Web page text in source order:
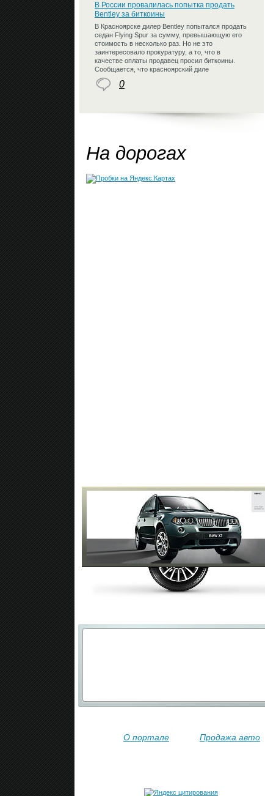
В России провалилась попытка продать
Bentley за биткоины
В Красноярске дилер Bentley попытался продать
седан Flying Spur за сумму, превышающую его
стоимость в несколько раз. Но не это
заинтересовало прокуратуру, а то, что в
качестве оплаты продавец просил биткоины.
Сообщается, что красноярский диле
0
На дорогах
О портале Продажа авто